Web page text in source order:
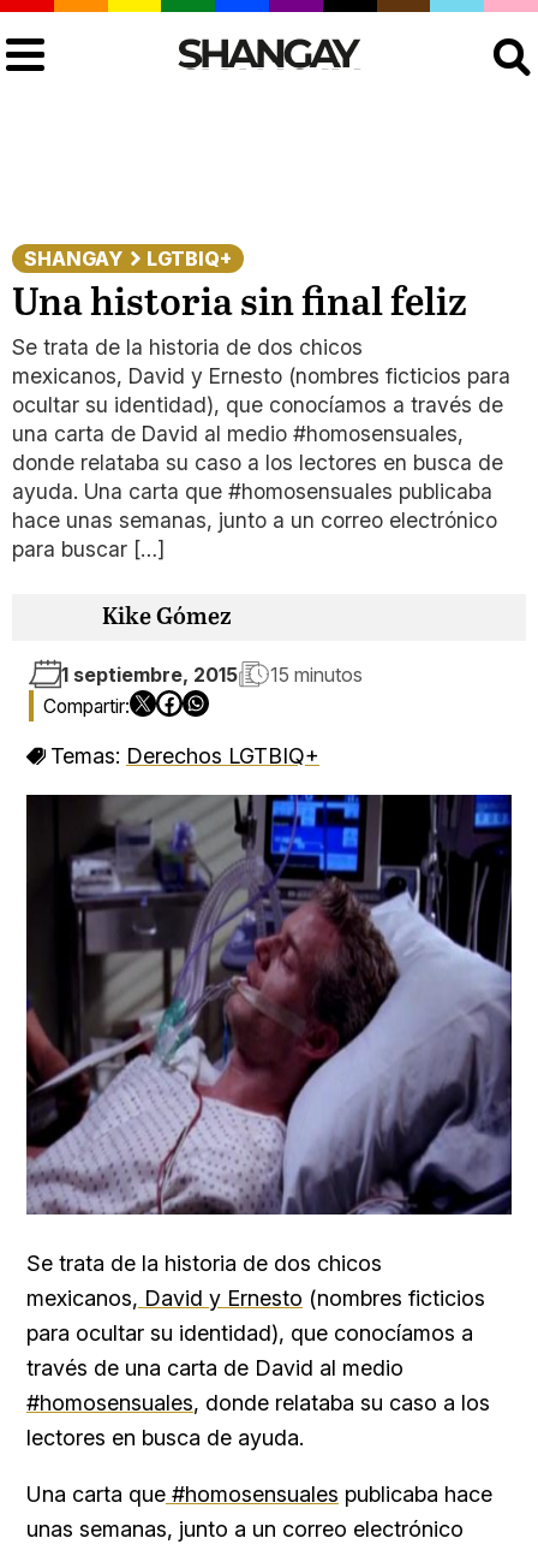
SHANGAY LGTBIQ+
Una historia sin final feliz
Se trata de la historia de dos chicos
mexicanos, David y Ernesto (nombres ficticios para
ocultar su identidad), que conocíamos a través de
una carta de David al medio #homosensuales,
donde relataba su caso a los lectores en busca de
ayuda. Una carta que #homosensuales publicaba
hace unas semanas, junto a un correo electrónico
para buscar […]
Kike Gómez
1 septiembre, 2015 15 minutos
Temas: Derechos LGTBIQ+
Se trata de la historia de dos chicos
mexicanos, David y Ernesto (nombres ficticios
para ocultar su identidad), que conocíamos a
través de una carta de David al medio
#homosensuales, donde relataba su caso a los
lectores en busca de ayuda.
Una carta que #homosensuales publicaba hace
unas semanas, junto a un correo electrónico